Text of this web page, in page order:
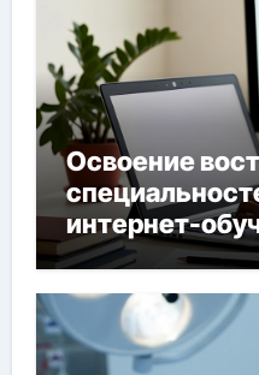
Освоение
интернет-